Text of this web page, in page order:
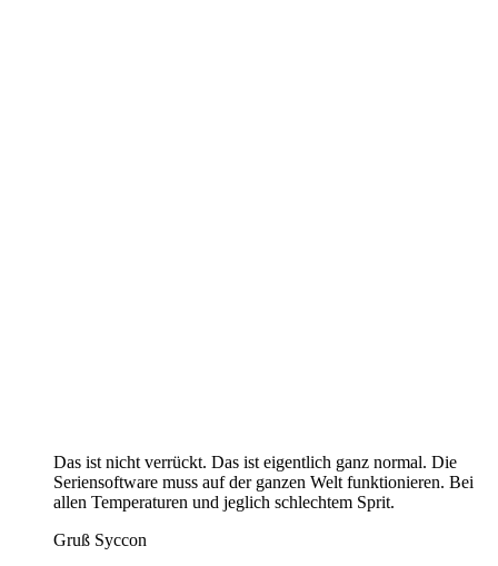
Das ist nicht verrückt. Das ist eigentlich ganz normal. Die
Seriensoftware muss auf der ganzen Welt funktionieren. Bei
allen Temperaturen und jeglich schlechtem Sprit.
Gruß Syccon